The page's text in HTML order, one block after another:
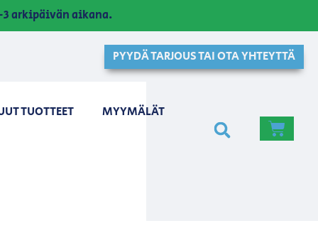
arkipäivän aikana.
PYYDÄ TARJOUS TAI OTA YHTEYTTÄ
TUOTTEET MYYMÄLÄT